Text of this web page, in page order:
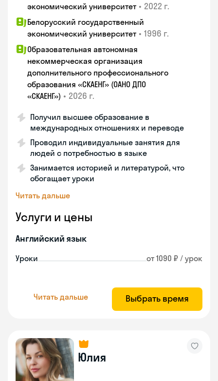
экономический университет • 2022 г.
Белорусский государственный
экономический университет • 1996 г.
Образовательная автономная
некоммерческая организация
дополнительного профессионального
образования «СКАЕНГ» (ОАНО ДПО
«СКАЕНГ») • 2026 г.
Получил высшее образование в
международных отношениях и переводе
Проводил индивидуальные занятия для
людей с потребностью в языке
Занимается историей и литературой, что
обогащает уроки
Читать дальше
Услуги и цены
Английский язык
Уроки от 1090 ₽ / урок
Читать дальше Выбрать время
Юлия